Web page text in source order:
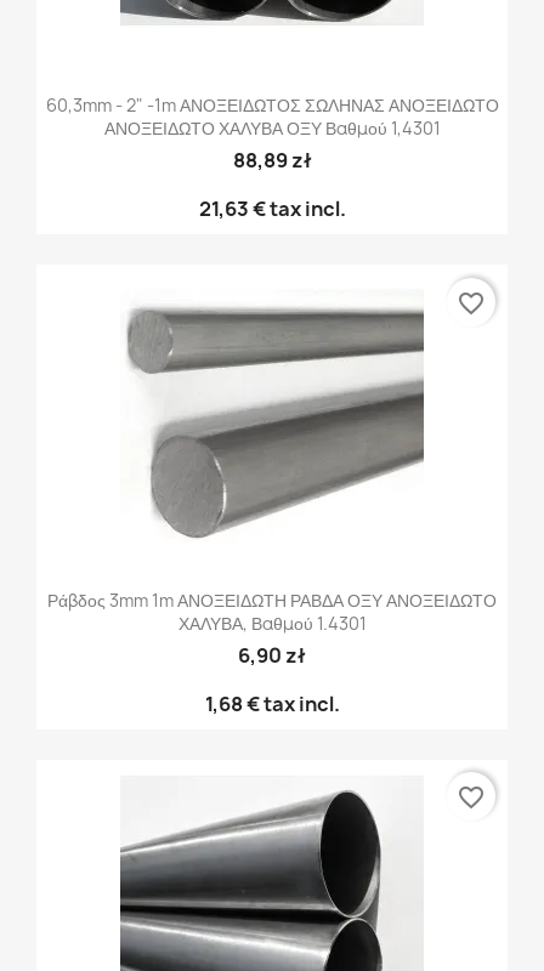
60,3mm - 2" -1m ΑΝΟΞΕΙΔΩΤΟΣ ΣΩΛΗΝΑΣ ΑΝΟΞΕΙΔΩΤΟ
ΑΝΟΞΕΙΔΩΤΟ ΧΑΛΥΒΑ ΟΞΥ Βαθμού 1,4301
88,89 zł
21,63 €tax incl.
Ράβδος 3mm 1m ΑΝΟΞΕΙΔΩΤΗ ΡΑΒΔΑ ΟΞΥ ΑΝΟΞΕΙΔΩΤΟ
ΧΑΛΥΒΑ, Βαθμού 1.4301
6,90 zł
1,68 €tax incl.
favorite_border
favorite_border